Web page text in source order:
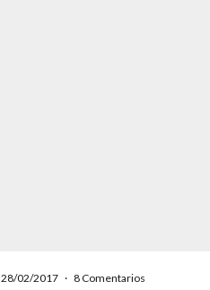
28/02/2017 · 8 Comentarios